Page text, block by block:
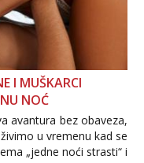
I MUŠKARCI
NOĆ
avantura bez obaveza,
u vremenu kad se
„jedne noći strasti“ i